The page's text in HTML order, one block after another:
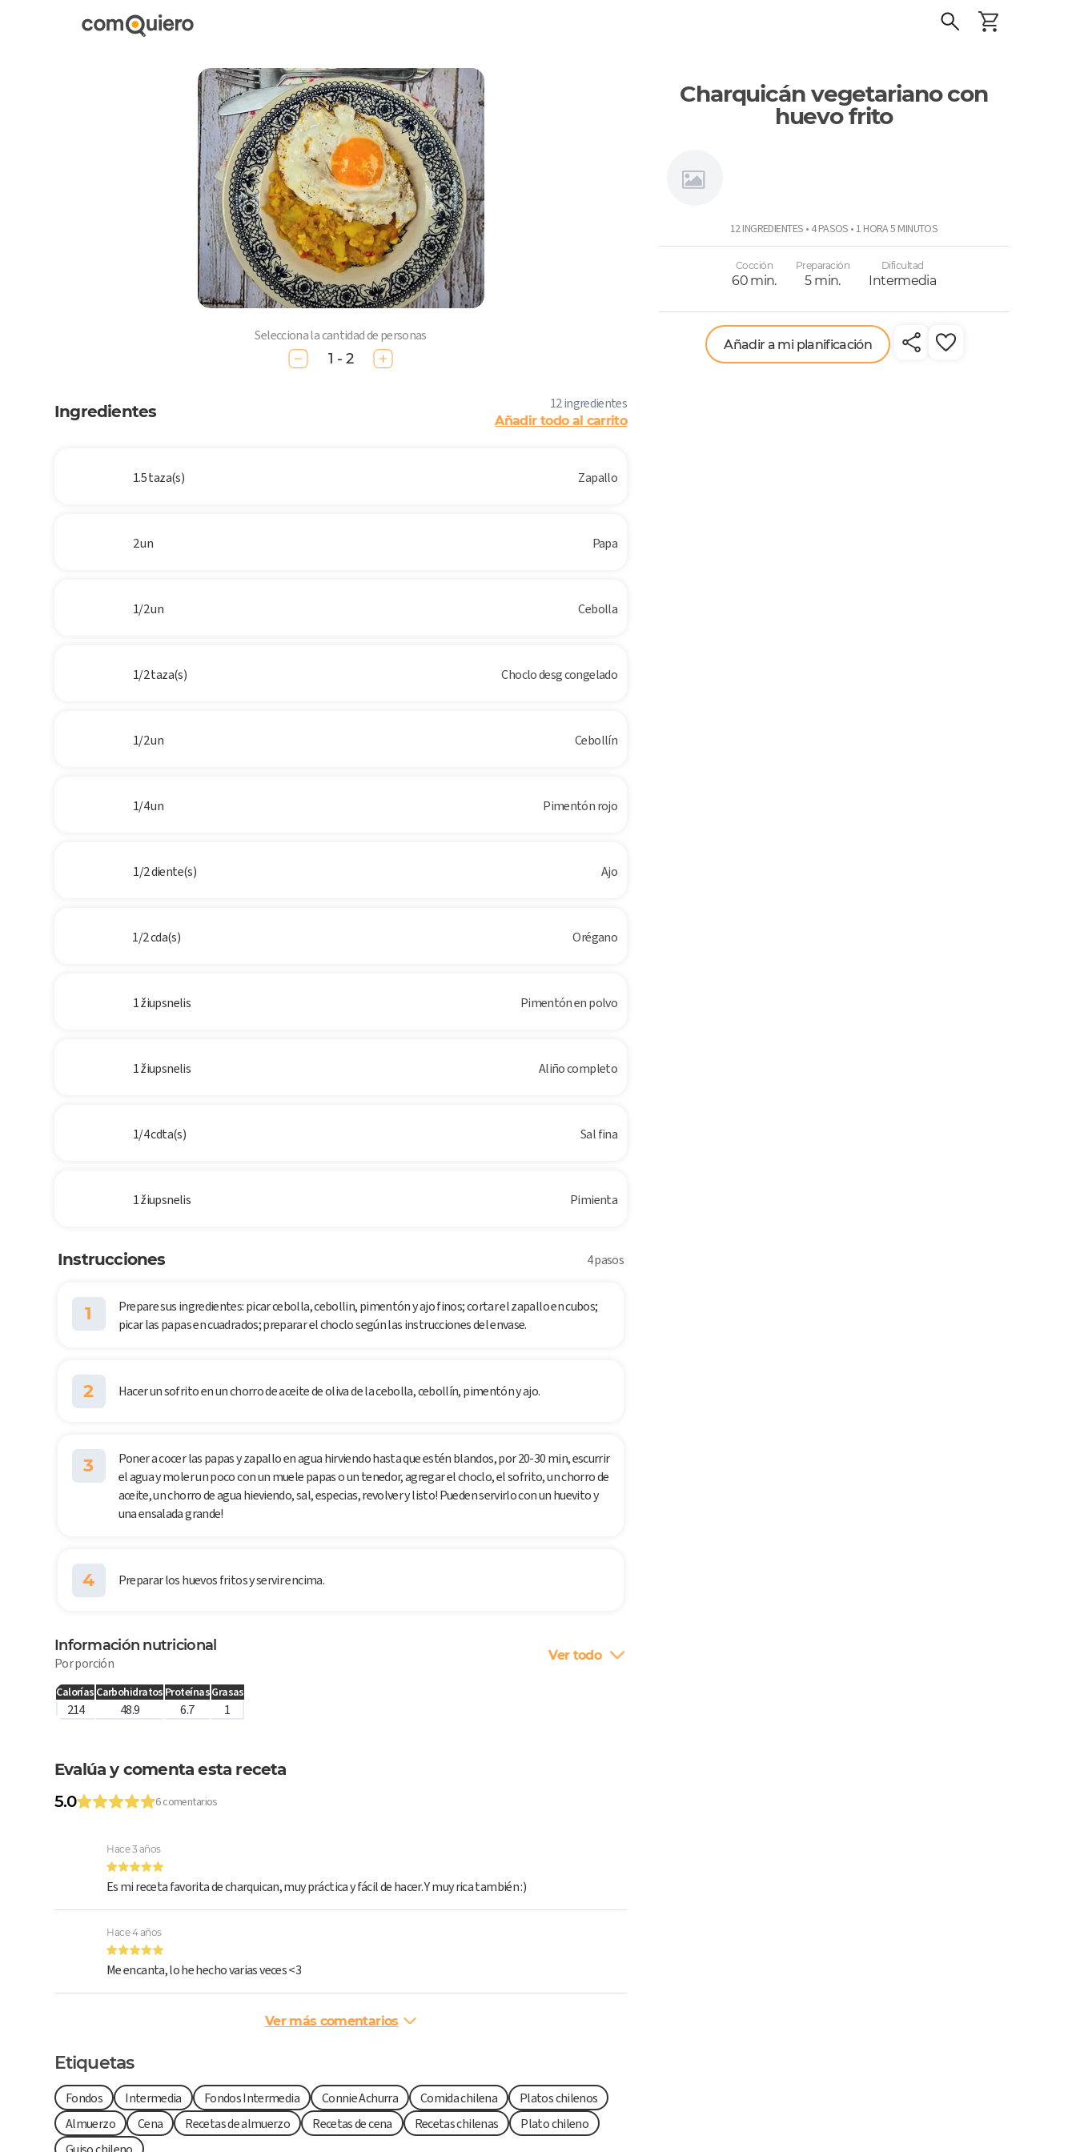
Charquicán vegetariano con
huevo frito
12 INGREDIENTES • 4 PASOS • 1 HORA 5 MINUTOS
Cocción
60 min.
Preparación
5 min.
Dificultad
Intermedia
Añadir a mi planificación
Selecciona la cantidad de personas
1 - 2
Ingredientes 12 ingredientes
Añadir todo al carrito
1.5 taza(s) Zapallo
2 un Papa
1/2 un Cebolla
1/2 taza(s) Choclo desg congelado
1/2 un Cebollín
1/4 un Pimentón rojo
1/2 diente(s) Ajo
1/2 cda(s) Orégano
1 žiupsnelis Pimentón en polvo
1 žiupsnelis Aliño completo
1/4 cdta(s) Sal fina
1 žiupsnelis Pimienta
Instrucciones 4 pasos
1
Prepare sus ingredientes: picar cebolla, cebollin, pimentón y ajo finos; cortar el zapallo en cubos;
picar las papas en cuadrados; preparar el choclo según las instrucciones del envase.
2 Hacer un sofrito en un chorro de aceite de oliva de la cebolla, cebollín, pimentón y ajo.
3
Poner a cocer las papas y zapallo en agua hirviendo hasta que estén blandos, por 20-30 min, escurrir
el agua y moler un poco con un muele papas o un tenedor, agregar el choclo, el sofrito, un chorro de
aceite, un chorro de agua hieviendo, sal, especias, revolver y listo! Pueden servirlo con un huevito y
una ensalada grande!
4 Preparar los huevos fritos y servir encima.
Información nutricional
Por porción Ver todo
Calorías Carbohidratos ProteínasGrasas
214 48.9 6.7 1
Evalúa y comenta esta receta
5.0
6 comentarios
Hace 3 años
Es mi receta favorita de charquican, muy práctica y fácil de hacer. Y muy rica también :)
Hace 4 años
Me encanta, lo he hecho varias veces <3
Ver más comentarios
Etiquetas
Fondos Intermedia Fondos Intermedia Connie Achurra Comida chilena
Platos chilenos
Almuerzo
Cena Recetas de almuerzo Recetas de cena Recetas chilenas
Plato chileno